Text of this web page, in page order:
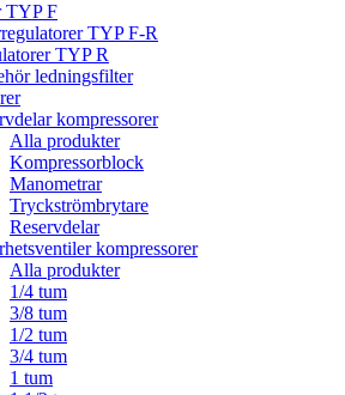
TYP F
TYP F-R
TYP R
ledningsfilter
kompressorer
Alla produkter
Kompressorblock
Manometrar
Tryckströmbrytare
Reservdelar
kompressorer
Alla produkter
1/4 tum
3/8 tum
1/2 tum
3/4 tum
1 tum